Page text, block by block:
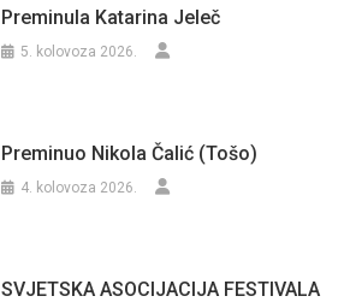
Preminula Katarina Jeleč
5. kolovoza 2026.
Preminuo Nikola Čalić (Tošo)
4. kolovoza 2026.
SVJETSKA ASOCIJACIJA FESTIVALA